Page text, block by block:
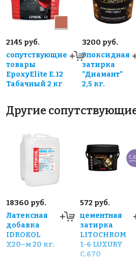
2145 руб.
сопутствующие
товары
EpoxyElite E.12
Табачный 2 кг
3200 руб.
Эпоксидная
затирка
"Диамант"
2,5 кг.
Другие
18360 руб.
Латексная
добавка
IDROKOL
X20–м 20 кг.
572 руб.
цементная
затирка
LITOCHROM
1-6 LUXURY
C.670